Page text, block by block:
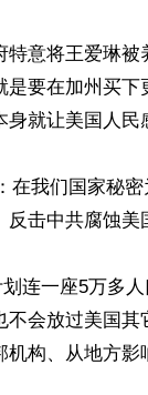
意将王爱琳
要在加州买
就让美国人民
我们国家秘
击中共腐蚀美
连一座5万多
会放过美国
机构、从地方